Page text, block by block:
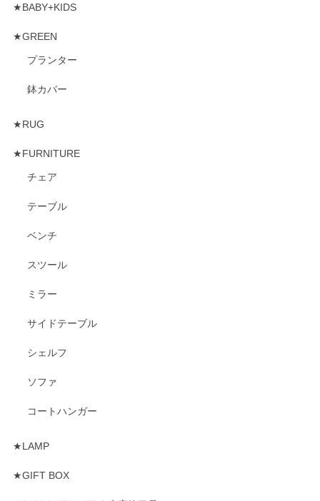
★BABY+KIDS
★GREEN
プランター
鉢カバー
★RUG
★FURNITURE
チェア
テーブル
ベンチ
スツール
ミラー
サイドテーブル
シェルフ
ソファ
コートハンガー
★LAMP
★GIFT BOX